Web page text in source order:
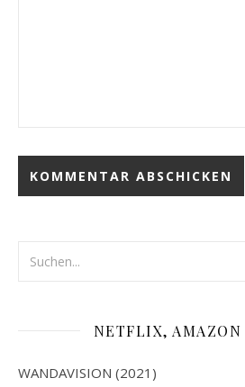
NETFLIX, AMAZON
WANDAVISION (2021)